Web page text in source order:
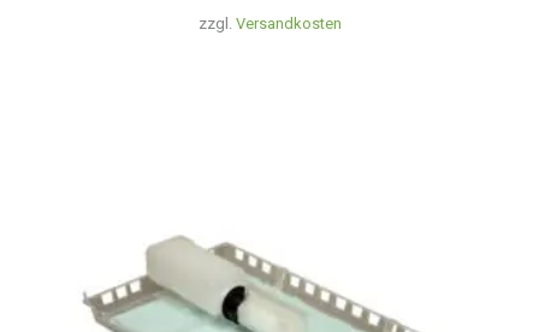
zzgl. Versandkosten